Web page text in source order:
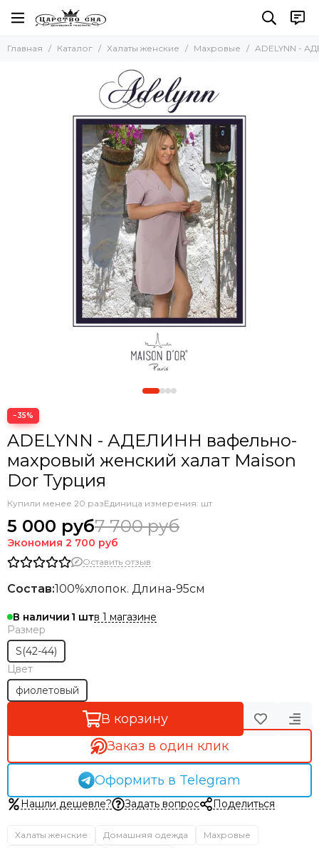
Халаты женские
Хлопковые легкие, летние
С капюшоном
Большие размеры
Главная Каталог Халаты женские Махровые ADELYNN -
−35%
ADELYNN - АДЕЛИНН вафельно-
махровый женский халат Maison
Dor Турция
Купили менее 20 разЕдиница измерения: шт
5 000 руб7 700 руб
Экономия 2 700 руб
Оставить отзыв
Состав:100%хлопок. Длина-95см
В наличии 1
в 1 магазине
Размер
S(42-44)
Цвет
фиолетовый
В корзину
Заказ в один клик
Оформить в Telegram
Нашли дешевле? Задать вопрос Поделиться
Халаты женские Домашняя одежда
Махровые